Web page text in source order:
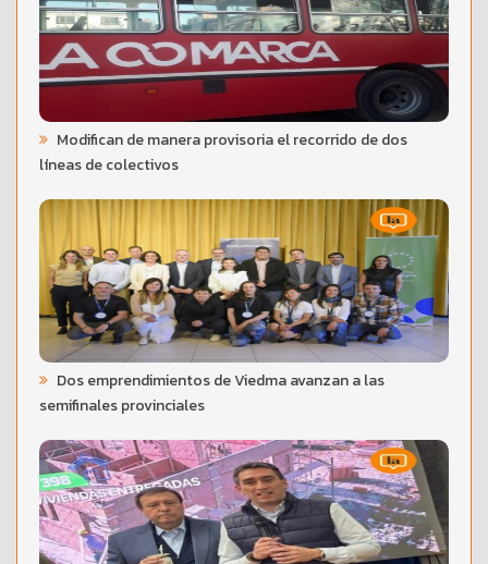
Modifican de manera provisoria el recorrido de dos
líneas de colectivos
Dos emprendimientos de Viedma avanzan a las
semifinales provinciales